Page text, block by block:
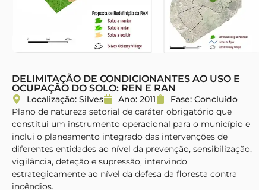
DELIMITAÇÃO DE CONDICIONANTES AO USO E
OCUPAÇÃO DO SOLO: REN E RAN
Localização: Silves Ano: 2011 Fase: Concluído
Plano de natureza setorial de caráter obrigatório que
constitui um instrumento operacional para o município e
inclui o planeamento integrado das intervenções de
diferentes entidades ao nível da prevenção, sensibilização,
vigilância, deteção e supressão, intervindo
estrategicamente ao nível da defesa da floresta contra
incêndios.